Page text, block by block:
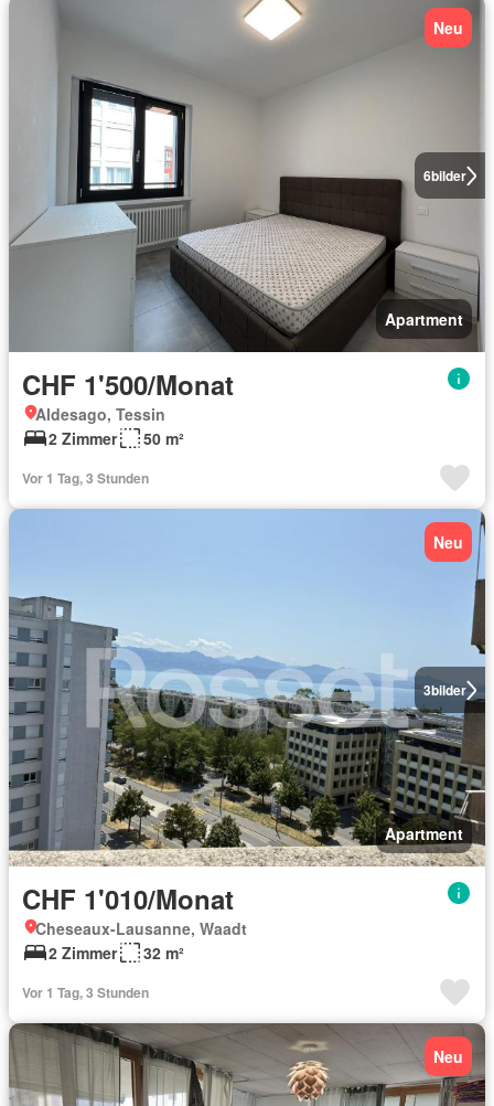
6bilder
Neu
Apartment
CHF 1'500/Monat
Aldesago, Tessin
2 Zimmer
50 m²
Vor 1 Tag, 3 Stunden
3bilder
Neu
Apartment
CHF 1'010/Monat
Cheseaux-Lausanne, Waadt
2 Zimmer
32 m²
Vor 1 Tag, 3 Stunden
Neu